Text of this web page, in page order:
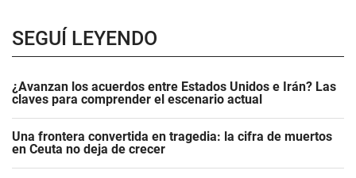
SEGUÍ LEYENDO
¿Avanzan los acuerdos entre Estados Unidos e Irán? Las
claves para comprender el escenario actual
Una frontera convertida en tragedia: la cifra de muertos
en Ceuta no deja de crecer